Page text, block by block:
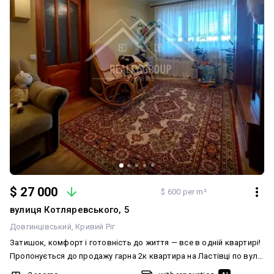
$ 27 000 $ 600 per m²
вулиця Котляревського, 5
Довгинцівський Кривий Ріг
Затишок, комфорт і готовність до життя — все в одній квартирі!
Пропонується до продажу гарна 2к квартира на Ластівці по вул.
Котляревського — ідеальний варіант для тих, хто цінує комфорт